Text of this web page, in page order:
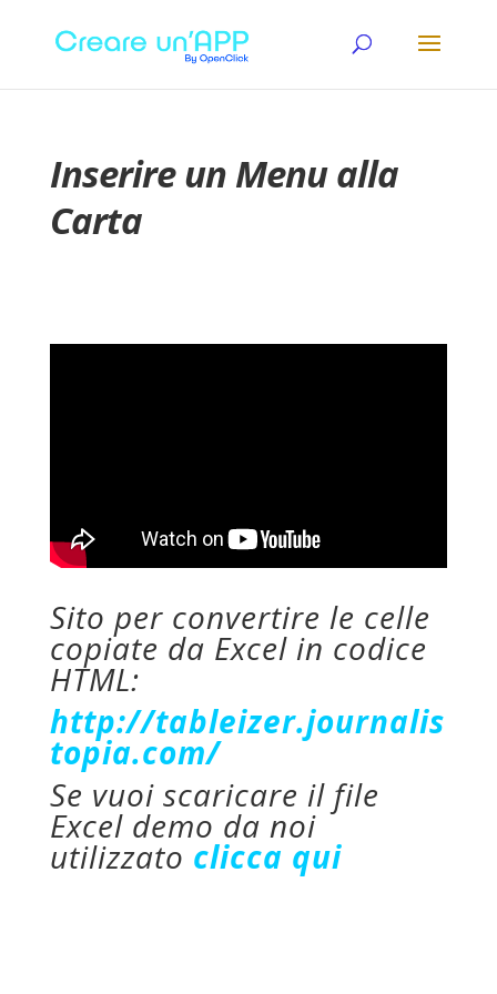
Inserire un Menu alla
Carta
Sito per convertire le celle
copiate da Excel in codice
HTML:
http://tableizer.journalis
topia.com/
Se vuoi scaricare il file
Excel demo da noi
utilizzato clicca qui